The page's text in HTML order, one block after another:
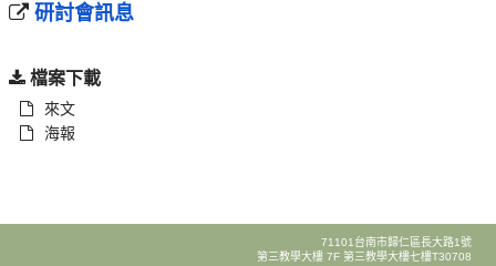
研討會訊息
檔案下載
來文
海報
71101台南市歸仁區長大路1號
第三教學大樓 7F 第三教學大樓七樓T30708